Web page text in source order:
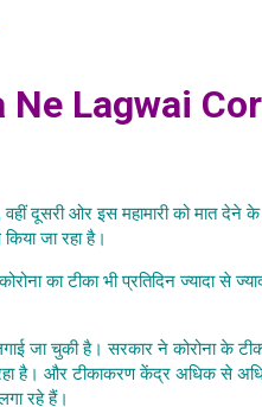
Lagwai
दूसरी ओर इस महामारी को मात देने के
किया जा रहा है।
का टीका भी प्रतिदिन ज्यादा से
जा चुकी है। सरकार ने कोरोना के
है। और टीकाकरण केंद्र अधिक से
रहे हैं।